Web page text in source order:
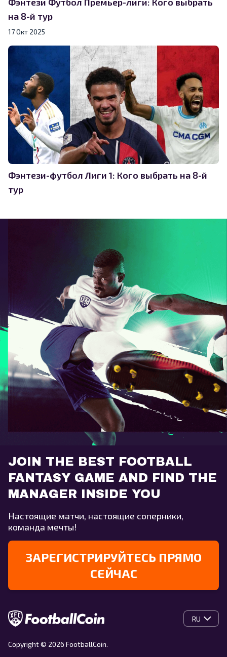
на 8-й тур
17 Окт 2025
Фэнтези-футбол Лиги 1: Кого выбрать на 8-й
тур
JOIN THE BEST FOOTBALL
FANTASY GAME AND FIND THE
MANAGER INSIDE YOU
Настоящие матчи, настоящие соперники,
команда мечты!
ЗАРЕГИСТРИРУЙТЕСЬ ПРЯМО
СЕЙЧАС
RU
Copyright © 2026 FootballCoin.